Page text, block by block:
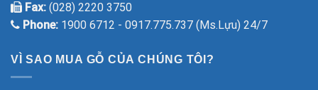
Fax: (028) 2220 3750
Phone: 1900 6712 - 0917.775.737 (Ms.Lựu) 24/7
VÌ SAO MUA GỖ CỦA CHÚNG TÔI?